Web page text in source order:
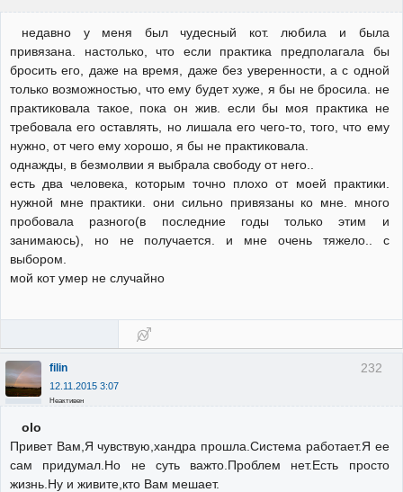
недавно у меня был чудесный кот. любила и была
привязана. настолько, что если практика предполагала бы
бросить его, даже на время, даже без уверенности, а с одной
только возможностью, что ему будет хуже, я бы не бросила. не
практиковала такое, пока он жив. если бы моя практика не
требовала его оставлять, но лишала его чего-то, того, что ему
нужно, от чего ему хорошо, я бы не практиковала.
однажды, в безмолвии я выбрала свободу от него..
есть два человека, которым точно плохо от моей практики.
нужной мне практики. они сильно привязаны ко мне. много
пробовала разного(в последние годы только этим и
занимаюсь), но не получается. и мне очень тяжело.. с
выбором.
мой кот умер не случайно
232
filin
12.11.2015 3:07
Неактивен
olo
Привет Вам,Я чувствую,хандра прошла.Система работает.Я ее
сам придумал.Но не суть важто.Проблем нет.Есть просто
жизнь.Ну и живите,кто Вам мешает.